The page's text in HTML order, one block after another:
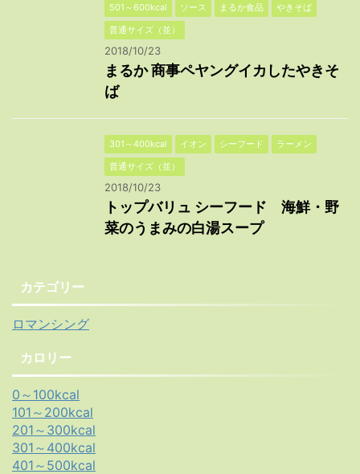
501～600kcal ソース まるか食品
やきそば
普通サイズ（並）
2018/10/23
まるか 商事ペヤングイカしたやきそ
ば
301～400kcal イオン シーフード
ラーメン
普通サイズ（並）
2018/10/23
トップバリュ シーフード 海鮮・野
菜のうまみの白湯スープ
カテゴリー
ロマンシング
カロリー
0～100kcal
101～200kcal
201～300kcal
301～400kcal
401～500kcal